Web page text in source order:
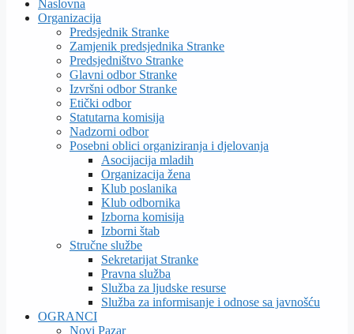
Naslovna
Organizacija
Predsjednik Stranke
Zamjenik predsjednika Stranke
Predsjedništvo Stranke
Glavni odbor Stranke
Izvršni odbor Stranke
Etički odbor
Statutarna komisija
Nadzorni odbor
Posebni oblici organiziranja i djelovanja
Asocijacija mladih
Organizacija žena
Klub poslanika
Klub odbornika
Izborna komisija
Izborni štab
Stručne službe
Sekretarijat Stranke
Pravna služba
Služba za ljudske resurse
Služba za informisanje i odnose sa javnošću
OGRANCI
Novi Pazar